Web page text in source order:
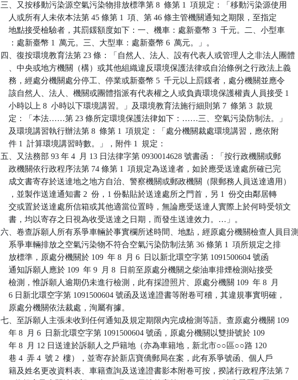
三、又按移動污染源空氣污染物排放標準第 8  條第 1  項規定：「移動污染源使用
    人或所有人未依本法第 45 條第 1  項、第 46 條主管機關通知之期限，至指定
    地點接受檢驗者，其罰鍰額度如下：一、機車：處新臺幣 3  千元。二、小型車
    ：處新臺幣 1  萬元。三、大型車：處新臺幣 6  萬元。」。
四、復按環境教育法第 23 條：「自然人、法人、設有代表人或管理人之非法人團體
    、中央或地方機關（構）或其他組織違反環境保護法律或自治條例之行政法上義
    務，經處分機關處分停工、停業或新臺幣 5  千元以上罰鍰者，處分機關並應令
    該自然人、法人、機關或團體指派有代表權之人或負責環境保護權責人員接受 1
    小時以上 8  小時以下環境講習。」及環境教育法施行細則第 7  條第 3  款規
    定：「本法……第 23 條所定環境保護法律如下：……三、空氣污染防制法。」
    及環境講習執行辦法第 8  條第 1  項規定：「處分機關裁處環境講習，應依附
    件 1  計算環境講習時數。」，附件 1  規定：
五、又法務部 93 年 4  月 13 日法律字第 0930014628 號書函：「按行政機關或郵
    政機關依行政程序法第 74 條第 1  項規定為送達者，如於應受送達處所確已完
    成文書寄存於送達地之地方自治、警察機關或郵政機關（限郵務人員送達適用）
    ，並製作送達通知書 2  份，1 份黏貼於送達處所之門首，另 1  份交由鄰居轉
    交或置於送達處所信箱或其他適當位置時，無論應受送達人實際上於何時受領文
    書，均以寄存之日視為收受送達之日期，而發生送達效力。…」。
六、卷查訴願人所有系爭車輛於事實欄所述時間、地點，經原處分機關檢查人員目測
    系爭車輛排放之空氣污染物不符合空氣污染防制法第 36 條第 1  項所規定之排
    放標準，原處分機關於 109  年 8  月 6  日以新北環空字第 1091500604 號函
    通知訴願人應於 109  年 9  月 8  日前至原處分機關之柴油車排煙檢測站接受
    檢測，惟訴願人逾期仍未進行檢測，此有採證照片、原處分機關 109  年 8  月
    6 日新北環空字第 1091500604 號函及送達證書等附卷可稽，其違規事實明確，
    原處分機關依法裁處，洵屬有據。
七、至訴願人主張未收到任何通知及規定期限內完成檢測等語。查原處分機關 109
    年 8  月 6  日新北環空字第 1091500604 號函，原處分機關以雙掛號於 109
    年 8  月 12 日送達於訴願人之戶籍地（亦為車籍地，新北市○○區○○路 120
    巷 4  弄 4  號 2  樓），並寄存於新店寶僑郵局在案，此有系爭號函、個人戶
    籍及姓名更改資料表、車籍查詢及送達證書影本附卷可按，揆諸行政程序法第 7